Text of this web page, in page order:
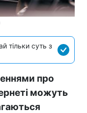
тільки суть з
про
можуть